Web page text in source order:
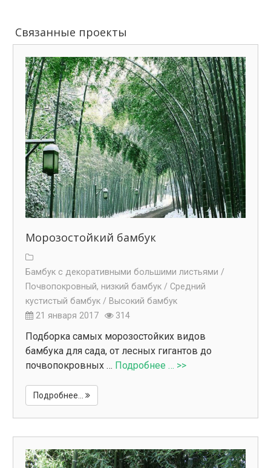
Связанные проекты
Морозостойкий бамбук
Бамбук с декоративными большими листьями /
Почвопокровный, низкий бамбук / Средний
кустистый бамбук / Высокий бамбук
21 января 2017
314
Подборка самых морозостойких видов
бамбука для сада, от лесных гигантов до
почвопокровных … Подробнее … >>
Подробнее...